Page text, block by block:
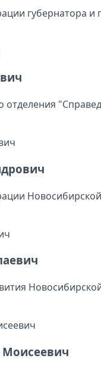
губернатора и
отделения